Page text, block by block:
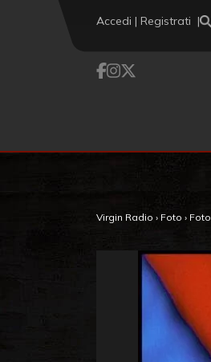
Accedi | Registrati
Virgin Radio › Foto › Foto